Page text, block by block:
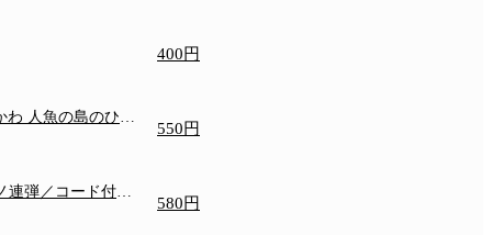
400円
人魚の島のひみ
550円
連弾／コード付き
580円